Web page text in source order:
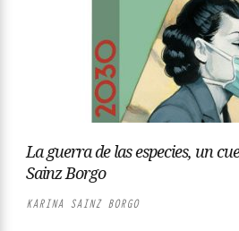
La guerra de las especies, un
Sainz Borgo
KARINA SAINZ BORGO